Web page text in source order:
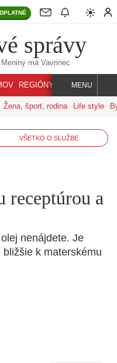
správy
Meniny má Vavrinec
REGIÓNY INDEX SVET
MENU
Žena, šport, rodina Life style
VŠETKO O SLUŽBE
receptúrou a
nenájdete. Je
k materskému